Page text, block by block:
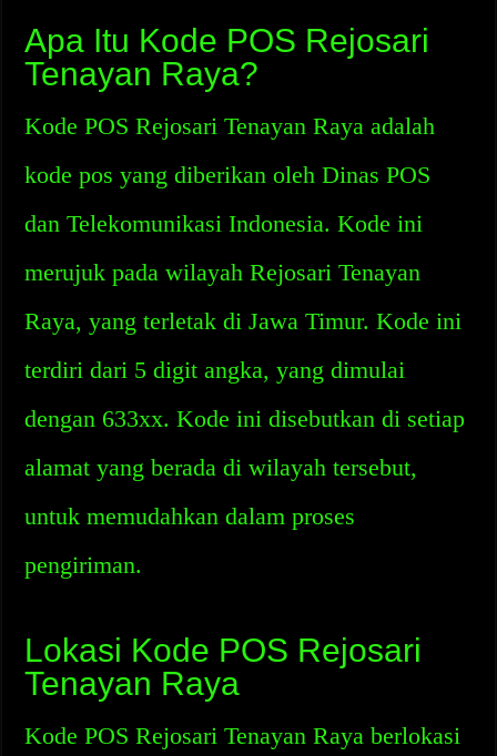
Apa Itu Kode POS Rejosari
Tenayan Raya?
Kode POS Rejosari Tenayan Raya adalah
kode pos yang diberikan oleh Dinas POS
dan Telekomunikasi Indonesia. Kode ini
merujuk pada wilayah Rejosari Tenayan
Raya, yang terletak di Jawa Timur. Kode ini
terdiri dari 5 digit angka, yang dimulai
dengan 633xx. Kode ini disebutkan di setiap
alamat yang berada di wilayah tersebut,
untuk memudahkan dalam proses
pengiriman.
Lokasi Kode POS Rejosari
Tenayan Raya
Kode POS Rejosari Tenayan Raya berlokasi